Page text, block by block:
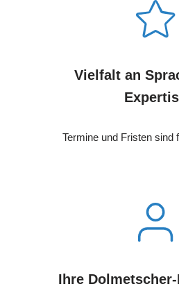
Vielfalt an
Termine und Fristen sind
Ihre